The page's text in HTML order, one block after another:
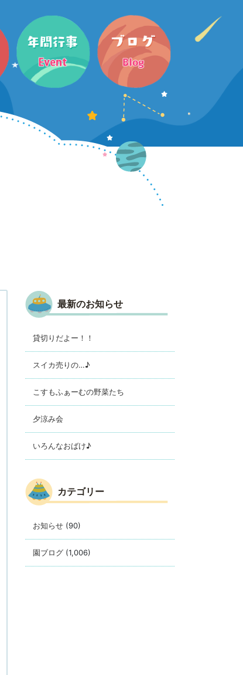
最新のお知らせ
貸切りだよー！！
スイカ売りの…♪
こすもふぁーむの野菜たち
夕涼み会
いろんなおばけ♪
カテゴリー
お知らせ (90)
園ブログ (1,006)